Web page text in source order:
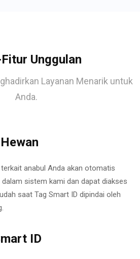
Unggulan
Layanan Menarik untuk
Anda.
anabul Anda akan otomatis
sistem kami dan dapat diakses
saat Tag Smart ID dipindai oleh
ID